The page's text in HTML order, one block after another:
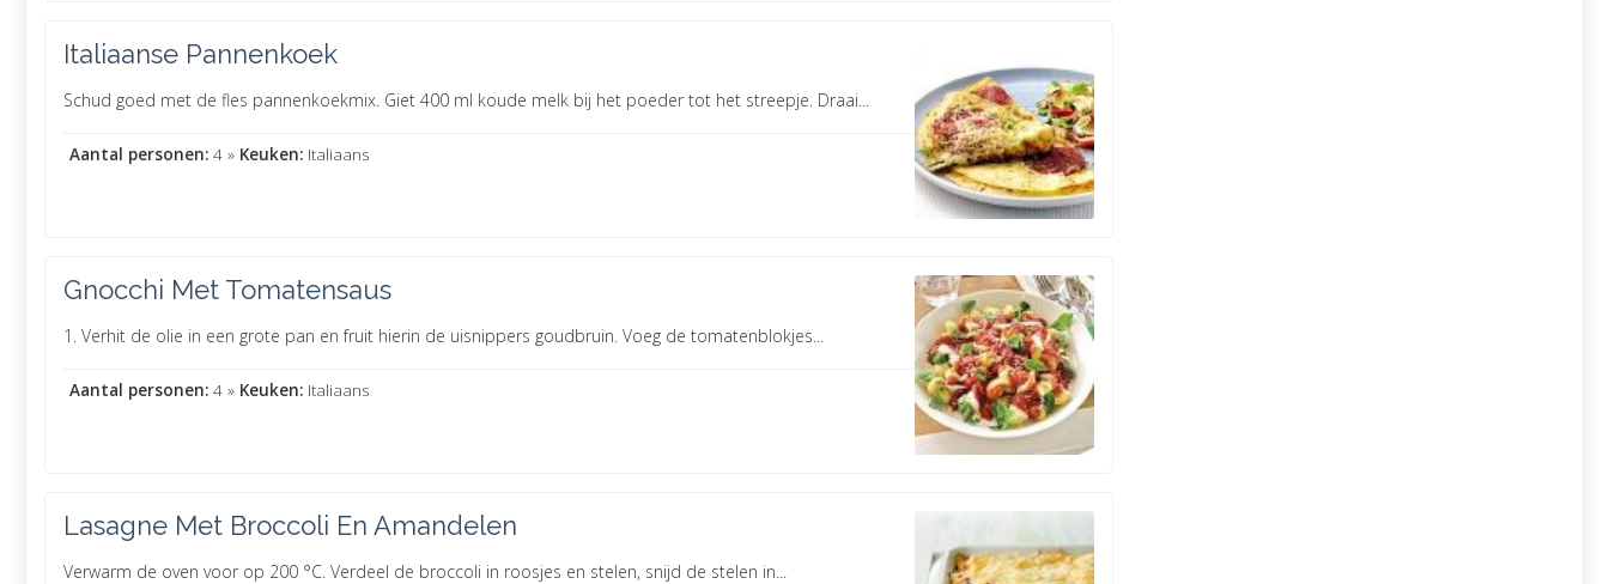
Italiaanse Pannenkoek
Schud goed met de fles pannenkoekmix. Giet 400 ml koude melk bij het poeder tot het streepje. Draai...
Aantal personen: 4 » Keuken: Italiaans
Gnocchi Met Tomatensaus
1. Verhit de olie in een grote pan en fruit hierin de uisnippers goudbruin. Voeg de tomatenblokjes...
Aantal personen: 4 » Keuken: Italiaans
Lasagne Met Broccoli En Amandelen
Verwarm de oven voor op 200 °C. Verdeel de broccoli in roosjes en stelen, snijd de stelen in...